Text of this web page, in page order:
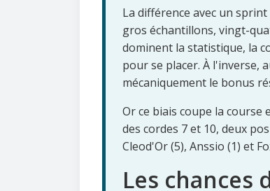
La différence avec un
gros échantillons, vingt-
dominent la statistique, la
pour se placer. À l'inverse,
mécaniquement le bonus
Or ce biais coupe la course
des cordes 7 et 10, deux
Cleod'Or (5), Anssio (1) et
Les chances